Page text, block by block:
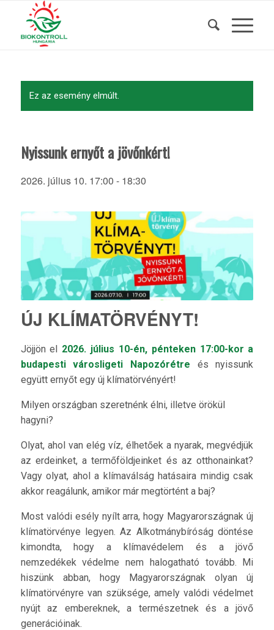
Ez az esemény elmúlt.
Nyissunk ernyőt a jövőnkért!
2026. július 10. 17:00 - 18:30
ÚJ KLÍMATÖRVÉNYT!
Jöjjön el 2026. július 10-én, pénteken 17:00-kor a
budapesti városligeti Napozórétre és nyissunk
együtt ernyőt egy új klímatörvényért!
Milyen országban szeretnénk élni, illetve örökül
hagyni?
Olyat, ahol van elég víz, élhetőek a nyarak, megvédjük
az erdeinket, a termőföldjeinket és az otthonainkat?
Vagy olyat, ahol a klímaválság hatásaira mindig csak
akkor reagálunk, amikor már megtörtént a baj?
Most valódi esély nyílt arra, hogy Magyarországnak új
klímatörvénye legyen. Az Alkotmánybíróság döntése
kimondta, hogy a klímavédelem és a jövő
nemzedékek védelme nem halogatható tovább. Mi
hiszünk abban, hogy Magyarországnak olyan új
klímatörvényre van szüksége, amely valódi védelmet
nyújt az embereknek, a természetnek és a jövő
generációinak.